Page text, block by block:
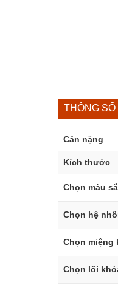
THÔNG SỐ
Cân nặng
Kích thước
Chọn màu
Chọn hệ
Chọn miệng
Chọn lõi